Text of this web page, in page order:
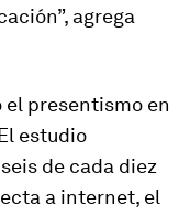
agrega
presentismo en
estudio
de cada diez
a internet, el